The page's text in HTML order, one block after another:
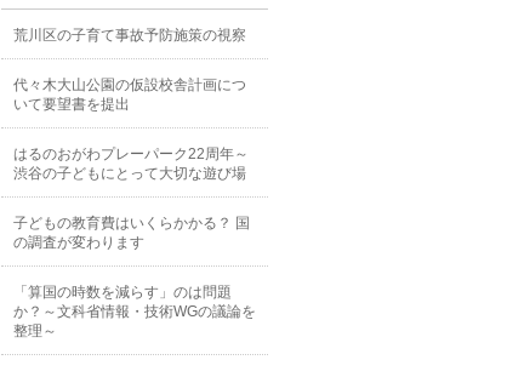
荒川区の子育て事故予防施策の視察
代々木大山公園の仮設校舎計画につ
いて要望書を提出
はるのおがわプレーパーク22周年～
渋谷の子どもにとって大切な遊び場
子どもの教育費はいくらかかる？ 国
の調査が変わります
「算国の時数を減らす」のは問題
か？～文科省情報・技術WGの議論を
整理～